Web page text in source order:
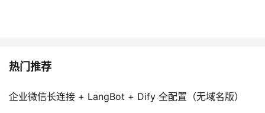
热门推荐
企业微信长连接 + LangBot + Dify 全配置（无域名版）